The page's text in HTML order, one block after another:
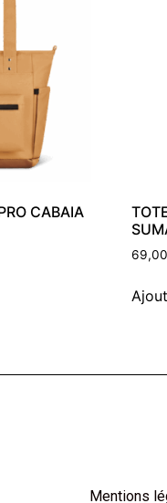
CABAIA
69,00
Mentions